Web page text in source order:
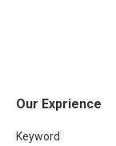
Our Exprience
Keyword